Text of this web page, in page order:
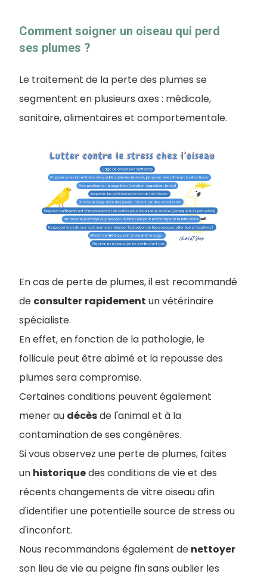
Comment soigner un oiseau qui perd
ses plumes ?
Le traitement de la perte des plumes se
segmentent en plusieurs axes : médicale,
sanitaire, alimentaires et comportementale.
En cas de perte de plumes, il est recommandé
de consulter rapidement un vétérinaire
spécialiste.
En effet, en fonction de la pathologie, le
follicule peut être abîmé et la repousse des
plumes sera compromise.
Certaines conditions peuvent également
mener au décèsde l'animal et à la
contamination de ses congénères.
Si vous observez une perte de plumes, faites
un historiquedes conditions de vie et des
récents changements de vitre oiseau afin
d'identifier une potentielle source de stress ou
d'inconfort.
Nous recommandons également de nettoyer
son lieu de vie au peigne fin sans oublier les